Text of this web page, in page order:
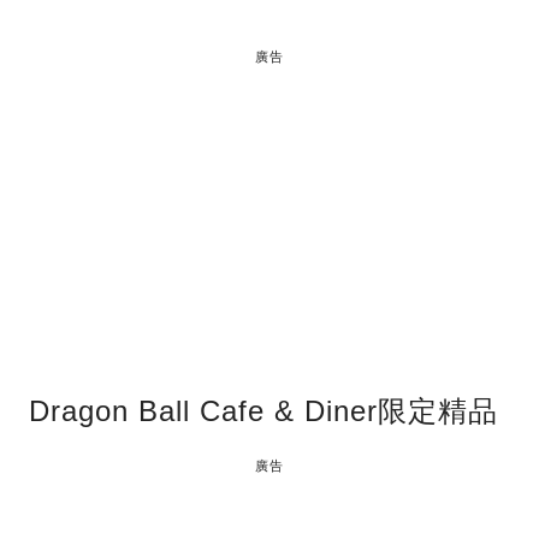
廣告
Dragon Ball Cafe & Diner限定精品
廣告